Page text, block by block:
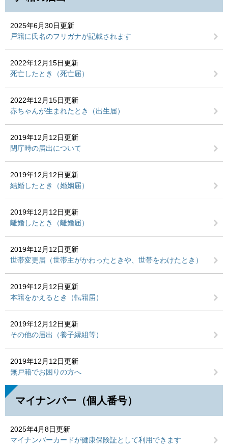
2025年6月30日更新
戸籍に氏名のフリガナが記載されます
2022年12月15日更新
死亡したとき（死亡届）
2022年12月15日更新
赤ちゃんが生まれたとき（出生届）
2019年12月12日更新
閉庁時の届出について
2019年12月12日更新
結婚したとき（婚姻届）
2019年12月12日更新
離婚したとき（離婚届）
2019年12月12日更新
世帯変更届（世帯主がかわったときや、世帯をわけたとき）
2019年12月12日更新
本籍をかえるとき（転籍届）
2019年12月12日更新
その他の届出（養子縁組等）
2019年12月12日更新
無戸籍でお困りの方へ
マイナンバー（個人番号）
2025年4月8日更新
マイナンバーカードが健康保険証として利用できます